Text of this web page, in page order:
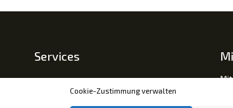
Cookie-Zustimmung verwalten
Services
Impressum